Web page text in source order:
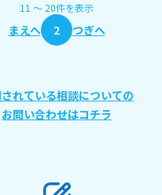
11 〜 20件を表示
まえへ 2 つぎへ
れている相談についての
お問い合わせはコチラ